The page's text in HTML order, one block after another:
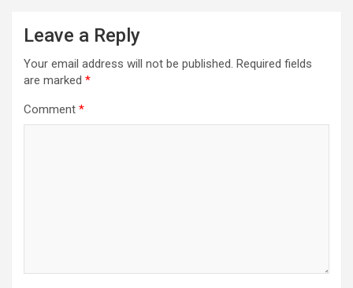
Leave a Reply
Your email address will not be published. Required fields
are marked *
Comment *